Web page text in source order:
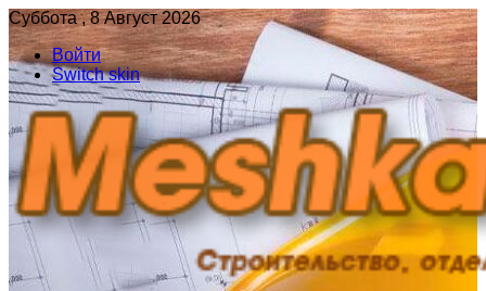
Суббота , 8 Август 2026
Войти
Switch skin